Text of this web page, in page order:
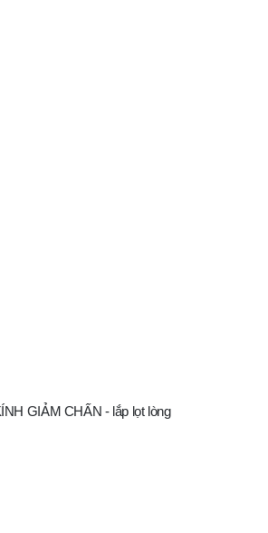
GIẢM CHẤN - lắp lọt lòng